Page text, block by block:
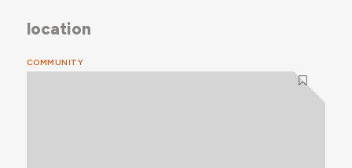
location
COMMUNITY